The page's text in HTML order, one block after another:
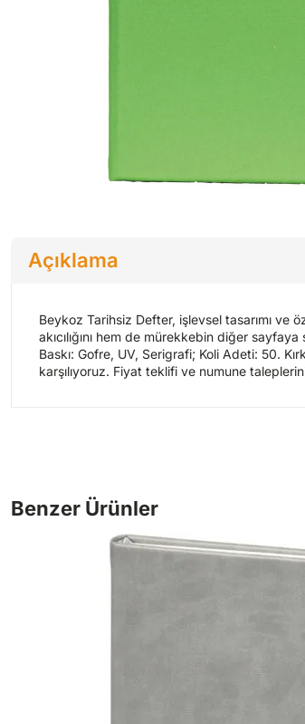
Açıklama
Beykoz Tarihsiz Defter, işlevsel tasarımı
akıcılığını hem de mürekkebin diğer
Baskı: Gofre, UV, Serigrafi; Koli Adeti: 50.
karşılıyoruz. Fiyat teklifi ve numune